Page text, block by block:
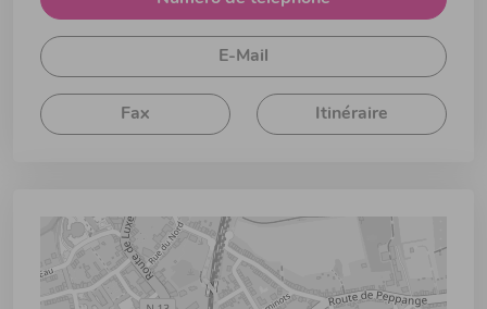
E-Mail
Fax Itinéraire